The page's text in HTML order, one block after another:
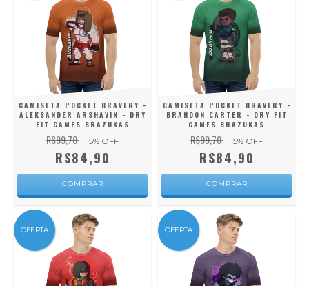
CAMISETA POCKET BRAVERY -
ALEKSANDER ARSHAVIN - DRY
FIT GAMES BRAZUKAS
R$99,70 15% OFF
R$84,90
COMPRAR
CAMISETA POCKET BRAVERY -
BRANDON CARTER - DRY FIT
GAMES BRAZUKAS
R$99,70 15% OFF
R$84,90
COMPRAR
OFERTA OFERTA